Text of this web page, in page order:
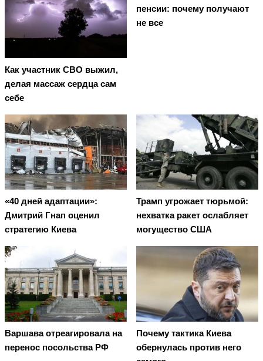
Как участник СВО выжил,
делая массаж сердца сам
себе
пенсии: почему получают
не все
«40 дней адаптации»:
Дмитрий Гнап оценил
стратегию Киева
Трамп угрожает тюрьмой:
нехватка ракет ослабляет
могущество США
Варшава отреагировала на
перенос посольства РФ
Почему тактика Киева
обернулась против него